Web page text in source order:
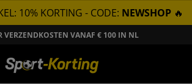
10% KORTING - CODE: NEWSHOP 🔥
VERZENDKOSTEN VANAF € 100 IN NL